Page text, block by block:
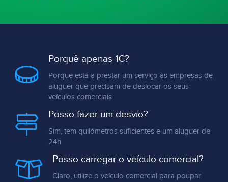
Porquê apenas 1€?
Porque está a prestar um serviço às empresas de
aluguer que precisam de deslocar os seus
veículos comerciais
Posso fazer um desvio?
Sim, tem quilómetros suficientes e um aluguer de
24h
Posso carregar o veículo comercial?
Claro, utilize o veículo comercial para poupar